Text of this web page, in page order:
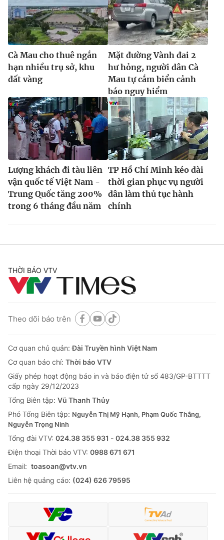
Cà Mau cho thuê ngắn
hạn nhiều trụ sở, khu
đất vàng
Mặt đường Vành đai 2
hư hỏng, người dân Cà
Mau tự cắm biển cảnh
báo nguy hiểm
Lượng khách đi tàu liên
vận quốc tế Việt Nam -
Trung Quốc tăng 200%
trong 6 tháng đầu năm
TP Hồ Chí Minh kéo dài
thời gian phục vụ người
dân làm thủ tục hành
chính
THỜI BÁO VTV
Theo dõi báo trên
Cơ quan chủ quản:Đài Truyền hình Việt Nam
Cơ quan báo chí: Thời báo VTV
Giấy phép hoạt động báo in và báo điện tử số 483/GP-BTTTT
cấp ngày 29/12/2023
Tổng Biên tập: Vũ Thanh Thủy
Phó Tổng Biên tập: Nguyễn Thị Mỹ Hạnh, Phạm Quốc Thắng,
Nguyễn Trọng Ninh
Tổng đài VTV: 024.38 355 931 - 024.38 355 932
Ðiện thoại Thời báo VTV: 0988 671 671
Email: toasoan@vtv.vn
Liên hệ quảng cáo: (024) 626 79595